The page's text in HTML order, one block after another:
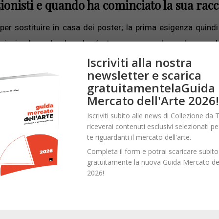
e quando ha cominciato la sua
sostituire in casa dei poster; la prima esigenza
andando ad un’asta e comprando un lavoro
dicendomi che avevano dubbi sull’autenticità
sulla pittura o sulla scultura?
non mi ha scoraggiato, ma ho iniziato ad
in Italia. A Milano all’epoca c’era una sola
mondo senza una particolare conoscenza
di arte come disse Man Ray?
Iscriviti alla nostra
newsletter e scarica
gratuitamentelaGuida
Mercato dell'Arte 2026!
Iscriviti subito alle news di Collezione da
riceverai contenuti esclusivi selezionati
te riguardanti il mercato dell'arte.
Completa il form e potrai scaricare subito
gratuitamente la nuova Guida Mercato
2026!